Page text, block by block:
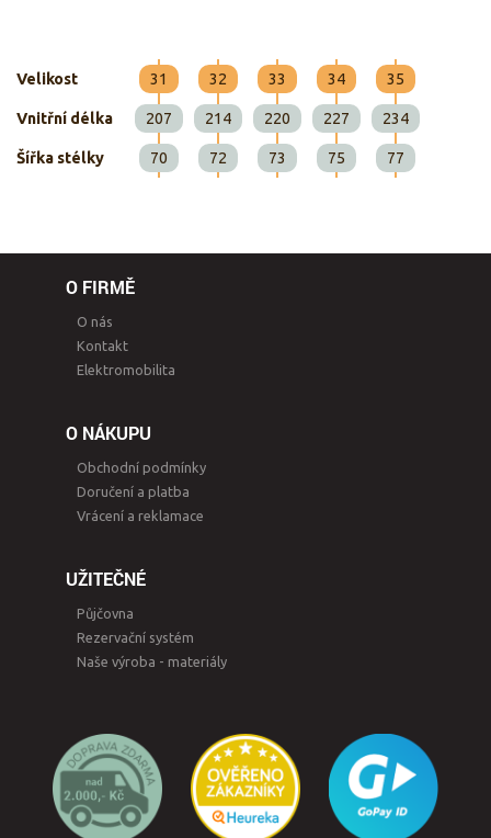
Velikost 31 32 33 34 35
Vnitřní délka 207 214 220 227 234
Šířka stélky 70 72 73 75 77
O FIRMĚ
O nás
Kontakt
Elektromobilita
O NÁKUPU
Obchodní podmínky
Doručení a platba
Vrácení a reklamace
UŽITEČNÉ
Půjčovna
Rezervační systém
Naše výroba - materiály